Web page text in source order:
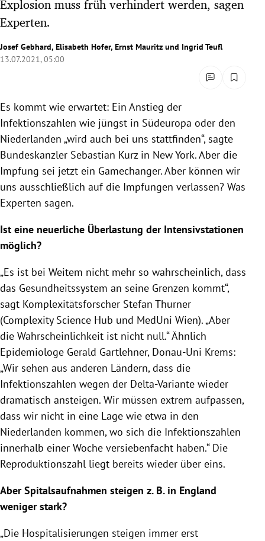
Untermenü
Untermenü
Untermenü
Explosion muss früh verhindert werden, sagen
Experten.
Josef Gebhard, Elisabeth Hofer, Ernst Mauritz und Ingrid Teufl
13.07.2021, 05:00
Es kommt wie erwartet: Ein Anstieg der
Infektionszahlen wie jüngst in Südeuropa oder den
Niederlanden „wird auch bei uns stattfinden“, sagte
Bundeskanzler Sebastian Kurz in New York. Aber die
Impfung sei jetzt ein Gamechanger. Aber können wir
uns ausschließlich auf die Impfungen verlassen? Was
Experten sagen.
Ist eine neuerliche Überlastung der Intensivstationen
möglich?
„Es ist bei Weitem nicht mehr so wahrscheinlich, dass
das Gesundheitssystem an seine Grenzen kommt“,
sagt Komplexitätsforscher Stefan Thurner
(Complexity Science Hub und MedUni Wien). „Aber
die Wahrscheinlichkeit ist nicht null.“ Ähnlich
Epidemiologe Gerald Gartlehner, Donau-Uni Krems:
„Wir sehen aus anderen Ländern, dass die
Infektionszahlen wegen der Delta-Variante wieder
dramatisch ansteigen. Wir müssen extrem aufpassen,
dass wir nicht in eine Lage wie etwa in den
Niederlanden kommen, wo sich die Infektionszahlen
innerhalb einer Woche versiebenfacht haben.“ Die
Reproduktionszahl liegt bereits wieder über eins.
Aber Spitalsaufnahmen steigen z. B. in England
weniger stark?
„Die Hospitalisierungen steigen immer erst